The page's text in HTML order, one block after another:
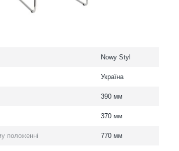
Nowy Styl
Україна
390 мм
370 мм
положенні 770 мм